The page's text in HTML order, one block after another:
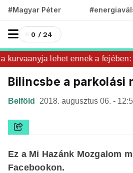
#Magyar Péter
0 / 24
lehet ennek a fejében:
Bilincsbe a parkolási
Belföld 2018. augusztus 06. -
Ez a Mi Hazánk Mozgalom
Facebookon.